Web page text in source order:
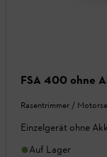
FSA 400 ohne
Rasentrimmer /
Einzelgerät ohne
Auf Lager